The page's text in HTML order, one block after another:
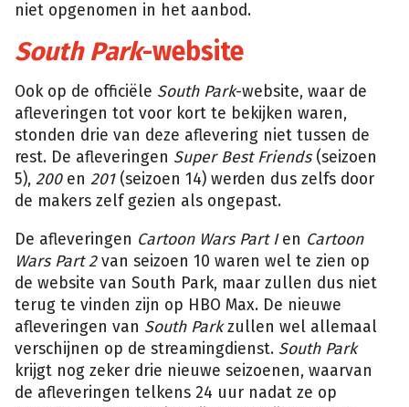
niet opgenomen in het aanbod.
South Park-website
Ook op de officiële South Park-website, waar de
afleveringen tot voor kort te bekijken waren,
stonden drie van deze aflevering niet tussen de
rest. De afleveringen Super Best Friends(seizoen
5), 200en 201(seizoen 14) werden dus zelfs door
de makers zelf gezien als ongepast.
De afleveringen Cartoon Wars Part Ien Cartoon
Wars Part 2van seizoen 10 waren wel te zien op
de website van South Park, maar zullen dus niet
terug te vinden zijn op HBO Max. De nieuwe
afleveringen van South Parkzullen wel allemaal
verschijnen op de streamingdienst. South Park
krijgt nog zeker drie nieuwe seizoenen, waarvan
de afleveringen telkens 24 uur nadat ze op